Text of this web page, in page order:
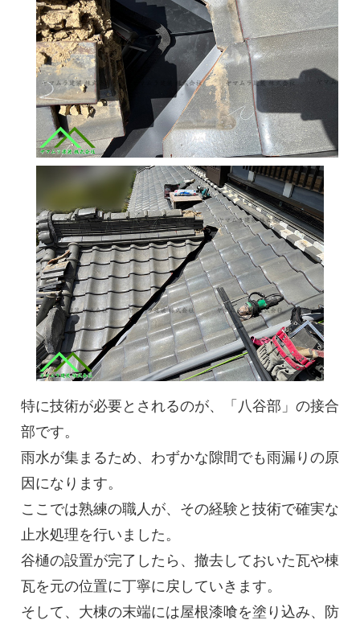
特に技術が必要とされるのが、「八谷部」の接合
部です。
雨水が集まるため、わずかな隙間でも雨漏りの原
因になります。
ここでは熟練の職人が、その経験と技術で確実な
止水処理を行いました。
谷樋の設置が完了したら、撤去しておいた瓦や棟
瓦を元の位置に丁寧に戻していきます。
そして、大棟の末端には屋根漆喰を塗り込み、防